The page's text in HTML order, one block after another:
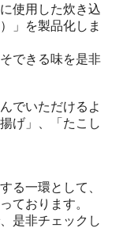
使用した炊き込
」を製品化しま
できる味を是非
でいただけるよ
げ」、「たこし
る一環として、
ております。
是非チェックし